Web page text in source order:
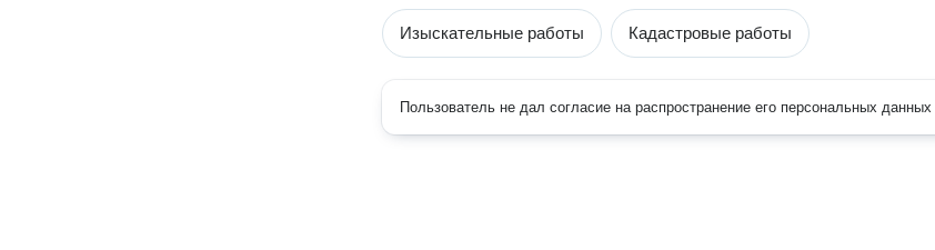
Изыскательные работы Кадастровые работы
Пользователь не дал согласие на распространение его персональных данных